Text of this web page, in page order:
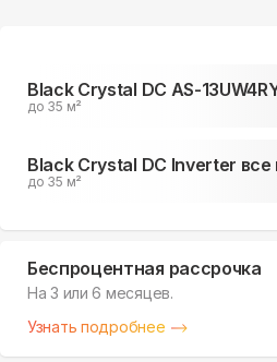
Black Crystal DC AS-
до 35 м²
Black Crystal DC Inverter
до 35 м²
Беспроцентная рассрочка
На 3 или 6 месяцев.
Узнать подробнее